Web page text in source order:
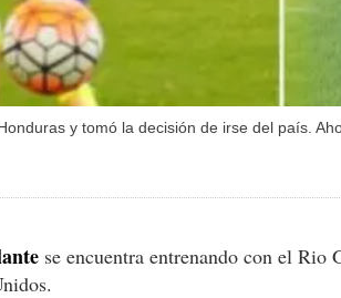
y tomó la decisión de irse del país.
se encuentra entrenando con el Rio